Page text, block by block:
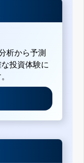
析から予測
投資体験に